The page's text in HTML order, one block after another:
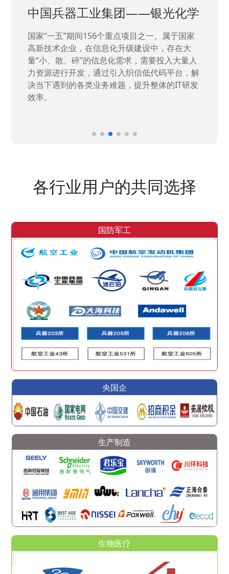
中国兵器工业集团——银光化学
国家“一五”期间156个重点项目之一。属于国家
高新技术企业，在信息化升级建设中，存在大
量“小、散、碎”的信息化需求，需要投入大量人
力资源进行开发，通过引入织信低代码平台，解
决当下遇到的各类业务难题，提升整体的IT研发
效率。
各行业用户的共同选择
国防军工
央国企
生产制造
生物医疗